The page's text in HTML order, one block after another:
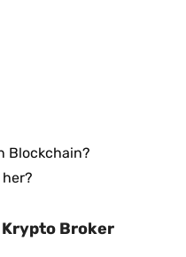
Blockchain?
Broker